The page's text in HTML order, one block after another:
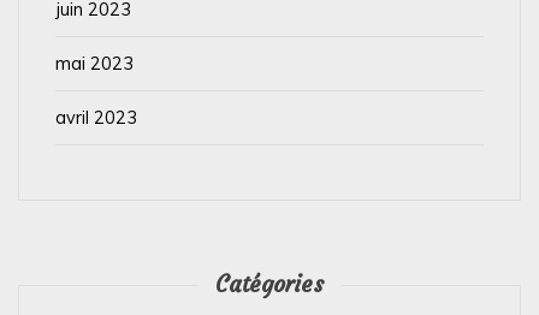
juin 2023
mai 2023
avril 2023
Catégories